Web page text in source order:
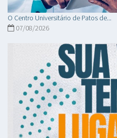
O Centro Universitário de Patos de...
07/08/2026